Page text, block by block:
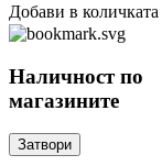
Добави в количката
Наличност по
магазините
Затвори